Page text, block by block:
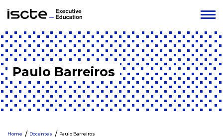
Paulo Barreiros
Home Docentes Paulo Barreiros